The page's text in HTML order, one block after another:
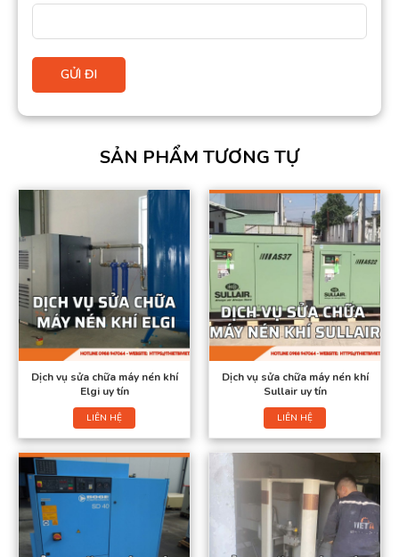
SẢN PHẨM TƯƠNG TỰ
Dịch vụ sửa chữa máy nén khí
Elgi uy tín
LIÊN HỆ
Dịch vụ sửa chữa máy nén khí
Sullair uy tín
LIÊN HỆ